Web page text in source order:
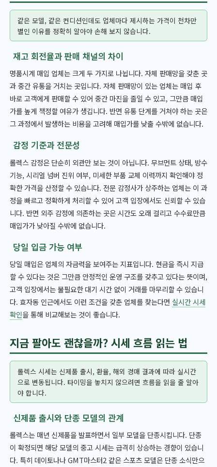
같은 모델, 같은 컨디션인데도 업체마다 제시하는 가격이 천차만
별인 이유를 정확히 알아야 손해 보지 않습니다.
재고 회전율과 판매 채널의 차이
명품시계 매입 업체는 크게 두 가지로 나뉩니다. 자체 판매망을 갖춘 곳
과 중간 유통을 거치는 곳입니다. 자체 판매망이 있는 업체는 매입 후
바로 고객에게 판매할 수 있어 중간 마진을 줄일 수 있고, 그만큼 매입
가를 높게 책정할 여유가 생깁니다. 반면 유통 단계를 거쳐야 하는 곳은
그 과정에서 발생하는 비용을 고려해 매입가를 낮출 수밖에 없습니다.
감정 기준과 전문성
롤렉스 감정은 단순히 외관만 보는 것이 아닙니다. 무브먼트 상태, 방수
기능, 시리얼 넘버 진위 여부, 미세한 부품 교체 이력까지 확인해야 정
확한 가격을 산정할 수 있습니다. 전문 감정사가 상주하는 업체는 이 과
정을 빠르고 정확하게 처리할 수 있어 고객 입장에서도 신뢰할 수 있습
니다. 반면 외주 감정에 의존하는 곳은 시간도 오래 걸리고 수수료만큼
매입가가 낮아질 수밖에 없습니다.
당일 입금 가능 여부
당일 매입은 업체의 자금력을 보여주는 지표입니다. 현금을 즉시 지급
할 수 있다는 것은 그만큼 안정적인 운영 구조를 갖추고 있다는 뜻이며,
고객 입장에서는 불필요한 대기 시간 없이 거래를 마무리할 수 있습니
다. 효자동 인근에서도 이런 조건을 갖춘 업체를 찾는다면 실시간 시세
확인을 통해 비교해보는 것이 좋습니다.
지금 팔아도 괜찮을까? 시세 흐름 읽는 법
롤렉스 시세는 신제품 출시, 환율, 해외 경매 결과에 따라 실시간
으로 변동됩니다. 타이밍을 놓치지 않으려면 흐름을 읽을 줄 알아
야 합니다.
신제품 출시와 단종 모델의 관계
롤렉스는 매년 신제품을 발표하면서 일부 모델을 단종시킵니다. 단종
이 확정되면 해당 모델의 중고 시세는 급격히 상승하는 경향이 있습니
다. 특히 데이토나나 GMT마스터2 같은 스포츠 모델은 단종 소식만으